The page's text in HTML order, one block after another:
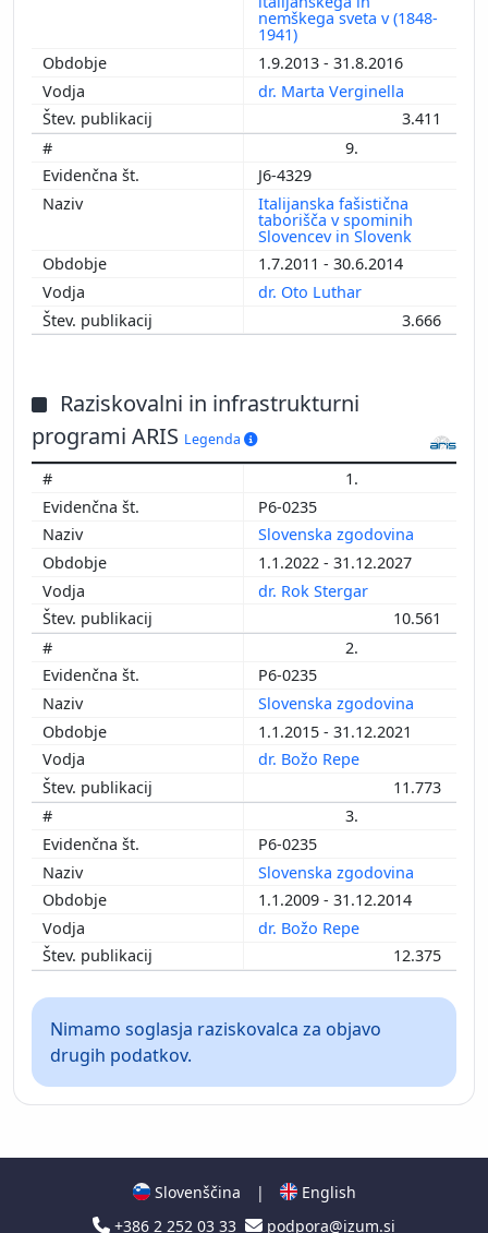
nemškega sveta v (1848-
1941)
1.9.2013 - 31.8.2016
dr. Marta Verginella
3.411
9.
J6-4329
Italijanska fašistična
taborišča v spominih
Slovencev in Slovenk
1.7.2011 - 30.6.2014
dr. Oto Luthar
3.666
Raziskovalni in infrastrukturni
programi ARIS Legenda
1.
P6-0235
Slovenska zgodovina
1.1.2022 - 31.12.2027
dr. Rok Stergar
10.561
2.
P6-0235
Slovenska zgodovina
1.1.2015 - 31.12.2021
dr. Božo Repe
11.773
3.
P6-0235
Slovenska zgodovina
1.1.2009 - 31.12.2014
dr. Božo Repe
12.375
Nimamo soglasja raziskovalca za objavo
drugih podatkov.
Slovenščina |
English
+386 2 252 03 33
podpora@izum.si